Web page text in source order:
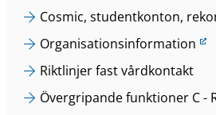
Cosmic, studentkonton,
Organisationsinformation
L
ä
n
k
Riktlinjer fast vårdkontakt
Övergripande funktioner C -